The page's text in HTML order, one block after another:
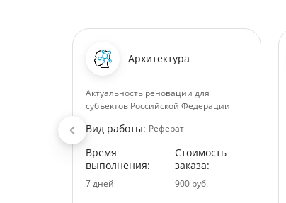
Архитектура
Актуальность реновации для
субъектов Российской Федерации
Вид работы: Реферат
Время
выполнения:
7 дней
Стоимость
заказа:
900 руб.